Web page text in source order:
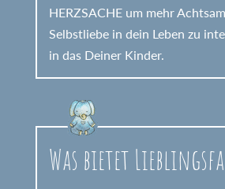
HERZSACHE um mehr
Selbstliebe in dein Leben zu
in das Deiner Kinder.
Was bietet